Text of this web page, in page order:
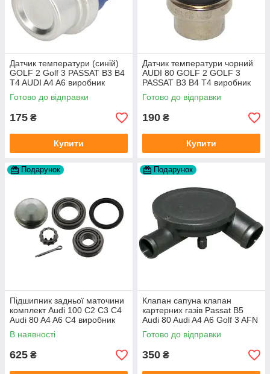
Датчик температури (синій)
GOLF 2 Golf 3 PASSAT B3 B4
T4 AUDI A4 A6 виробник
Topran Німеччина
Готово до відправки
175 ₴
Купити
Датчик температури чорний
AUDI 80 GOLF 2 GOLF 3
PASSAT B3 B4 T4 виробник
TOPRAN Німеччина
Готово до відправки
190 ₴
Купити
Подарунок
Підшипник задньої маточини
комплект Audi 100 C2 C3 C4
Audi 80 A4 A6 C4 виробник
FAG
В наявності
625 ₴
Подарунок
Клапан сапуна клапан
картерних газів Passat B5
Audi 80 Audi A4 A6 Golf 3 AFN
1Y AAZ 1Z AFF AEY AAZ AHB
AHU
Готово до відправки
350 ₴